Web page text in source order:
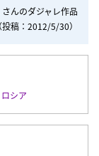
さんのダジャレ作品
（投稿：2012/5/30）
ロシア